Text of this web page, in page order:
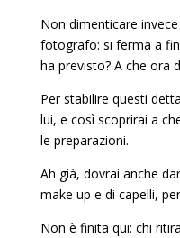
Non dimenticare
fotografo: si ferma a
ha previsto? A che ora
Per stabilire questi
lui, e così scoprirai a
le preparazioni.
Ah già, dovrai anche
make up e di capelli,
Non è finita qui: chi